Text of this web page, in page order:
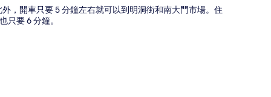
，開車只要 5 分鐘左右就可以到明洞街和南大門市場。住
要 6 分鐘。